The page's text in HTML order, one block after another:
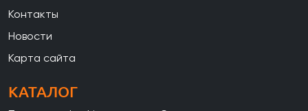
Контакты
Новости
Карта сайта
КАТАЛОГ